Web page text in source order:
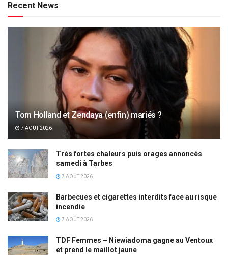
Recent News
Tom Holland et Zendaya (enfin) mariés ?
7 AOÛT 2026
Très fortes chaleurs puis orages annoncés
samedi à Tarbes
7 AOÛT 2026
Barbecues et cigarettes interdits face au risque
incendie
7 AOÛT 2026
TDF Femmes – Niewiadoma gagne au Ventoux
et prend le maillot jaune